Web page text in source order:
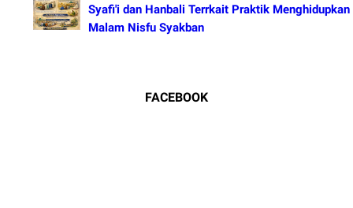
Syafi'i dan Hanbali Terrkait Praktik Menghidupkan
Malam Nisfu Syakban
FACEBOOK